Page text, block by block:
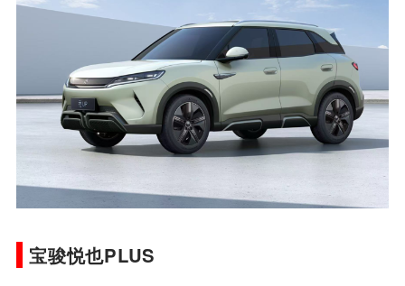
宝骏悦也PLUS